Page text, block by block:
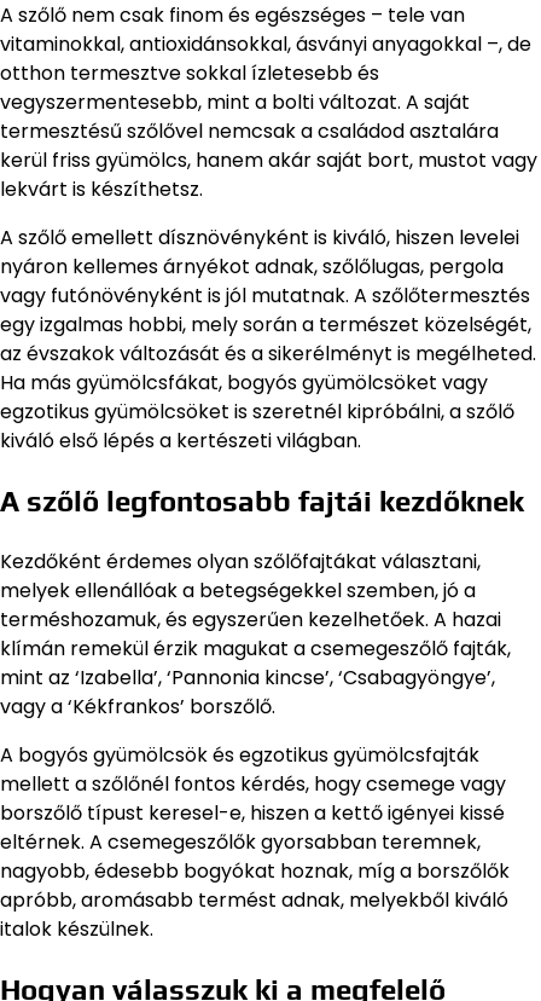
A szőlő nem csak finom és egészséges – tele van
vitaminokkal, antioxidánsokkal, ásványi anyagokkal –, de
otthon termesztve sokkal ízletesebb és
vegyszermentesebb, mint a bolti változat. A saját
termesztésű szőlővel nemcsak a családod asztalára
kerül friss gyümölcs, hanem akár saját bort, mustot vagy
lekvárt is készíthetsz.
A szőlő emellett dísznövényként is kiváló, hiszen levelei
nyáron kellemes árnyékot adnak, szőlőlugas, pergola
vagy futónövényként is jól mutatnak. A szőlőtermesztés
egy izgalmas hobbi, mely során a természet közelségét,
az évszakok változását és a sikerélményt is megélheted.
Ha más gyümölcsfákat, bogyós gyümölcsöket vagy
egzotikus gyümölcsöket is szeretnél kipróbálni, a szőlő
kiváló első lépés a kertészeti világban.
A szőlő legfontosabb fajtái kezdőknek
Kezdőként érdemes olyan szőlőfajtákat választani,
melyek ellenállóak a betegségekkel szemben, jó a
terméshozamuk, és egyszerűen kezelhetőek. A hazai
klímán remekül érzik magukat a csemegeszőlő fajták,
mint az ‘Izabella’, ‘Pannonia kincse’, ‘Csabagyöngye’,
vagy a ‘Kékfrankos’ borszőlő.
A bogyós gyümölcsök és egzotikus gyümölcsfajták
mellett a szőlőnél fontos kérdés, hogy csemege vagy
borszőlő típust keresel-e, hiszen a kettő igényei kissé
eltérnek. A csemegeszőlők gyorsabban teremnek,
nagyobb, édesebb bogyókat hoznak, míg a borszőlők
apróbb, aromásabb termést adnak, melyekből kiváló
italok készülnek.
Hogyan válasszuk ki a megfelelő